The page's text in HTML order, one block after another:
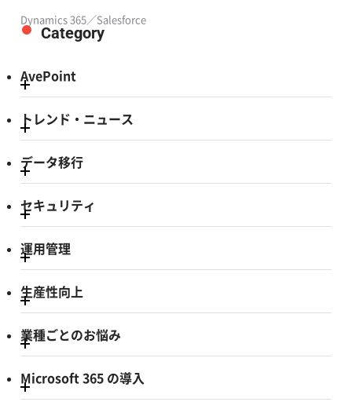
Dynamics 365／Salesforce
Category
AvePoint
トレンド・ニュース
データ移行
セキュリティ
運用管理
生産性向上
業種ごとのお悩み
Microsoft 365 の導入